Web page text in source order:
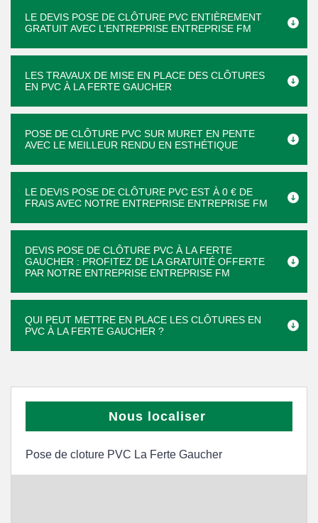
LE DEVIS POSE DE CLÔTURE PVC ENTIÈREMENT
GRATUIT AVEC L’ENTREPRISE ENTREPRISE FM
LES TRAVAUX DE MISE EN PLACE DES CLÔTURES
EN PVC À LA FERTE GAUCHER
POSE DE CLÔTURE PVC SUR MURET EN PENTE
AVEC LE MEILLEUR RENDU EN ESTHÉTIQUE
LE DEVIS POSE DE CLÔTURE PVC EST À 0 € DE
FRAIS AVEC NOTRE ENTREPRISE ENTREPRISE FM
DEVIS POSE DE CLÔTURE PVC À LA FERTE
GAUCHER : PROFITEZ DE LA GRATUITÉ OFFERTE
PAR NOTRE ENTREPRISE ENTREPRISE FM
QUI PEUT METTRE EN PLACE LES CLÔTURES EN
PVC À LA FERTE GAUCHER ?
Nous localiser
Pose de cloture PVC La Ferte Gaucher